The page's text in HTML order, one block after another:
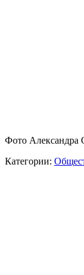
Фото Александра
Категории: